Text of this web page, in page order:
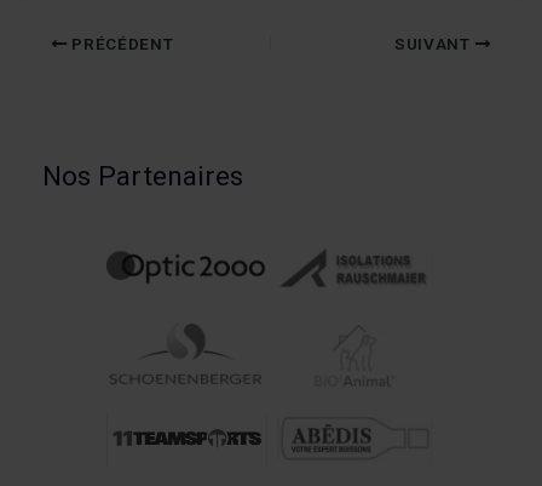
PRÉCÉDENT SUIVANT
Nos Partenaires